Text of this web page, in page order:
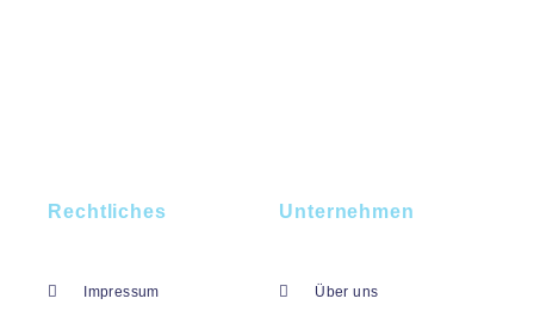
Rechtliches
Impressum
Unternehmen
Über uns